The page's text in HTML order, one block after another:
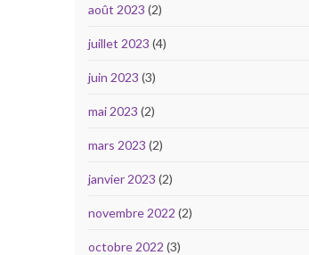
août 2023 (2)
juillet 2023 (4)
juin 2023 (3)
mai 2023 (2)
mars 2023 (2)
janvier 2023 (2)
novembre 2022 (2)
octobre 2022 (3)